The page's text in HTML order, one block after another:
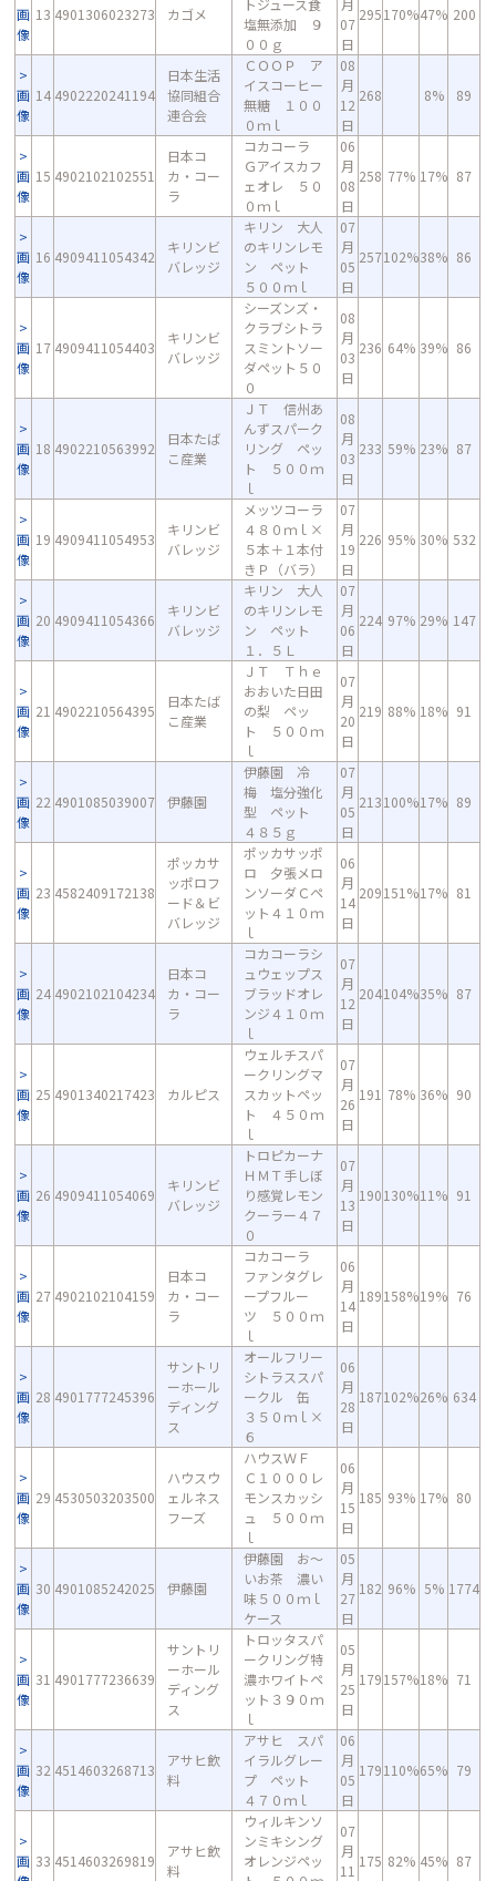
画
像
13 4901306023273 カゴメ
トジュース食
塩無添加 ９
００ｇ
月
07
日
295170%47% 200
画
像
14 4902220241194
日本生活
協同組合
連合会
ＣＯＯＰ ア
イスコーヒー
無糖 １００
０ｍｌ
08
月
12
日
268 8% 89
画
像
15 4902102102551
日本コ
カ・コー
ラ
コカコーラ
Ｇアイスカフ
ェオレ ５０
０ｍｌ
06
月
08
日
258 77% 17% 87
画
像
16 4909411054342
キリンビ
バレッジ
キリン 大人
のキリンレモ
ン ペット
５００ｍｌ
07
月
05
日
257102%38% 86
画
像
17 4909411054403
キリンビ
バレッジ
シーズンズ・
クラブシトラ
スミントソー
ダペット５０
０
08
月
03
日
236 64% 39% 86
画
像
18 4902210563992
日本たば
こ産業
ＪＴ 信州あ
んずスパーク
リング ペッ
ト ５００ｍ
ｌ
08
月
03
日
233 59% 23% 87
画
像
19 4909411054953
キリンビ
バレッジ
メッツコーラ
４８０ｍｌ×
５本＋１本付
きＰ（バラ）
07
月
19
日
226 95% 30% 532
画
像
20 4909411054366
キリンビ
バレッジ
キリン 大人
のキリンレモ
ン ペット
１．５Ｌ
07
月
06
日
224 97% 29% 147
画
像
21 4902210564395
日本たば
こ産業
ＪＴ Ｔｈｅ
おおいた日田
の梨 ペッ
ト ５００ｍ
ｌ
07
月
20
日
219 88% 18% 91
画
像
22 4901085039007 伊藤園
伊藤園 冷
梅 塩分強化
型 ペット
４８５ｇ
07
月
05
日
213100%17% 89
画
像
23 4582409172138
ポッカサ
ッポロフ
ード＆ビ
バレッジ
ポッカサッポ
ロ 夕張メロ
ンソーダＣペ
ット４１０ｍ
ｌ
06
月
14
日
209151%17% 81
画
像
24 4902102104234
日本コ
カ・コー
ラ
コカコーラシ
ュウェップス
ブラッドオレ
ンジ４１０ｍ
ｌ
07
月
12
日
204104%35% 87
画
像
25 4901340217423 カルピス
ウェルチスパ
ークリングマ
スカットペッ
ト ４５０ｍ
ｌ
07
月
26
日
191 78% 36% 90
画
像
26 4909411054069
キリンビ
バレッジ
トロピカーナ
ＨＭＴ手しぼ
り感覚レモン
クーラー４７
０
07
月
13
日
190130%11% 91
画
像
27 4902102104159
日本コ
カ・コー
ラ
コカコーラ
ファンタグレ
ープフルー
ツ ５００ｍ
ｌ
06
月
14
日
189158%19% 76
画
像
28 4901777245396
サントリ
ーホール
ディング
ス
オールフリー
シトラススパ
ークル 缶
３５０ｍｌ×
６
06
月
28
日
187102%26% 634
画
像
29 4530503203500
ハウスウ
ェルネス
フーズ
ハウスＷＦ
Ｃ１０００レ
モンスカッシ
ュ ５００ｍ
ｌ
06
月
15
日
185 93% 17% 80
画
像
30 4901085242025 伊藤園
伊藤園 お～
いお茶 濃い
味５００ｍｌ
ケース
05
月
27
日
182 96% 5% 1774
画
像
31 4901777236639
サントリ
ーホール
ディング
ス
トロッタスパ
ークリング特
濃ホワイトペ
ット３９０ｍ
ｌ
05
月
25
日
179157%18% 71
画
像
32 4514603268713
アサヒ飲
料
アサヒ スパ
イラルグレー
プ ペット
４７０ｍｌ
06
月
05
日
179110%65% 79
画 33 4514603269819
アサヒ飲
料
ウィルキンソ
ンミキシング
オレンジペッ
07
月
11
175 82% 45% 87